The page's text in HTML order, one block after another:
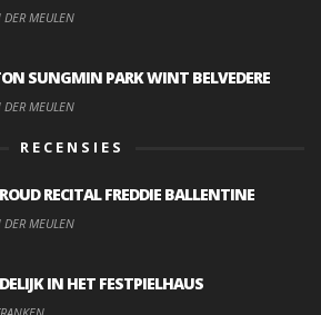
MEULEN
SUNGMIN PARK WINT BELVEDERE
MEULEN
RECENSIES
RECITAL FREDDIE BALLENTINE
MEULEN
IN HET FESTPIELHAUS